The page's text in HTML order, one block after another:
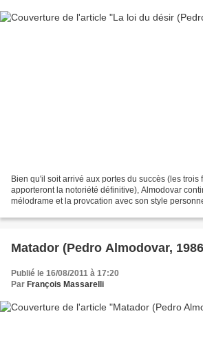
Bien qu'il soit arrivé aux portes du succès (les trois
apporteront la notoriété définitive), Almodovar
mélodrame et la provcation avec son style
Matador (Pedro Almodovar,
Publié le 16/08/2011 à 17:20
Par François Massarelli